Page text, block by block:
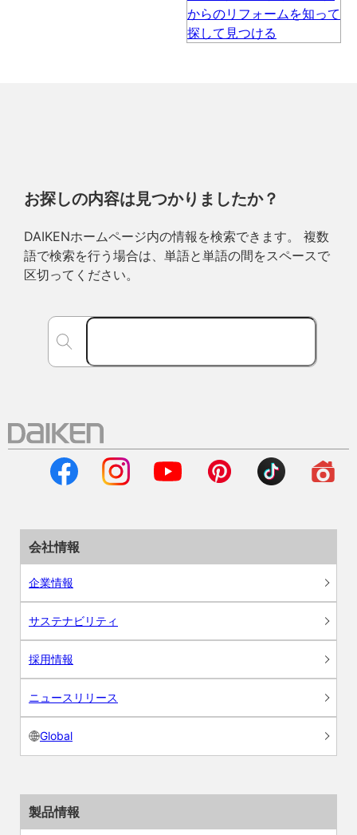
お探しの内容は見つかりましたか？
DAIKENホームページ内の情報を検索できます。 複数
語で検索を行う場合は、単語と単語の間をスペースで
区切ってください。
会社情報
企業情報
サステナビリティ
採用情報
ニュースリリース
Global
製品情報